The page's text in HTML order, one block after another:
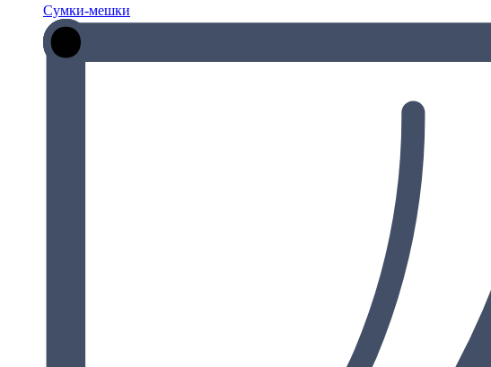
Сумки-мешки